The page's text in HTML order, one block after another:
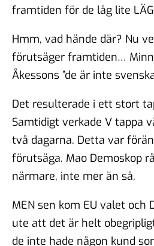
framtiden för de låg lite
Hmm, vad hände där? Nu
förutsäger framtiden…
Åkessons ”de är inte
Det resulterade i ett stort
Samtidigt verkade V tappa
två dagarna. Detta var
förutsäga. Mao Demoskop
närmare, inte mer än så.
MEN sen kom EU valet och
ute att det är helt
de inte hade någon kund